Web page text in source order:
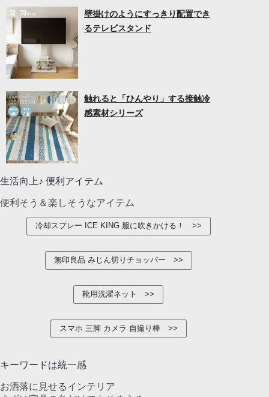
壁掛けのようにすっきり配置でき
るテレビスタンド
触れると「ひんやり」する接触冷
感素材シリーズ
生活向上♪ 便利アイテム
便利そう＆楽しそうなアイテム
冷却スプレー ICE KING 服に吹きかける！
無印良品 みじん切りチョッパー
靴用洗濯ネット
スマホ 三脚 カメラ 自撮り棒
キーワードは統一感
お洒落に見せるインテリア